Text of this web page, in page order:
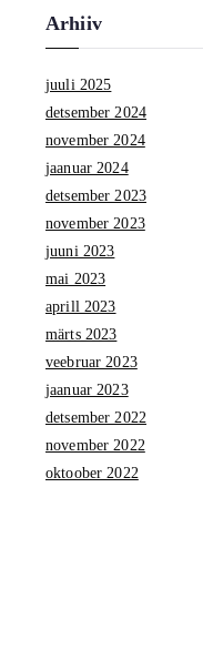
Arhiiv
juuli 2025
detsember 2024
november 2024
jaanuar 2024
detsember 2023
november 2023
juuni 2023
mai 2023
aprill 2023
märts 2023
veebruar 2023
jaanuar 2023
detsember 2022
november 2022
oktoober 2022